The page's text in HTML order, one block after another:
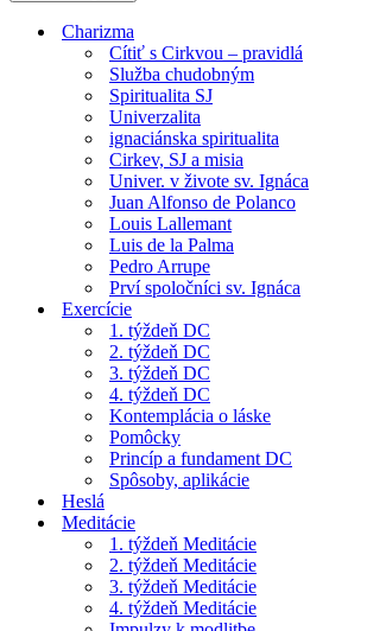
Charizma
Cítiť s Cirkvou – pravidlá
Služba chudobným
Spiritualita SJ
Univerzalita
ignaciánska spiritualita
Cirkev, SJ a misia
Univer. v živote sv. Ignáca
Juan Alfonso de Polanco
Louis Lallemant
Luis de la Palma
Pedro Arrupe
Prví spoločníci sv. Ignáca
Exercície
1. týždeň DC
2. týždeň DC
3. týždeň DC
4. týždeň DC
Kontemplácia o láske
Pomôcky
Princíp a fundament DC
Spôsoby, aplikácie
Heslá
Meditácie
1. týždeň Meditácie
2. týždeň Meditácie
3. týždeň Meditácie
4. týždeň Meditácie